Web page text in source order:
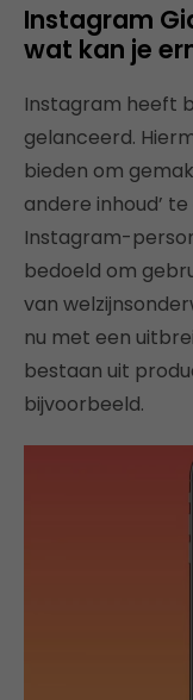
Instagram
wat kan je
Instagram heeft
gelanceerd.
bieden om
andere inhoud’
Instagram-
bedoeld om
van
nu met een
bestaan uit
bijvoorbeeld.